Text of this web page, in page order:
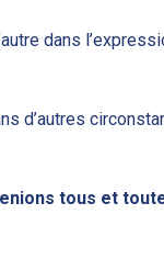
dans
d’autres
tous et